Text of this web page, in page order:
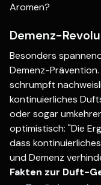
Aromen?
Demenz-
Besonders
Demenz-
schrumpft
kontinuierliches
oder sogar
optimistisch: "Die
dass
und Demenz
Fakten zur Duft-